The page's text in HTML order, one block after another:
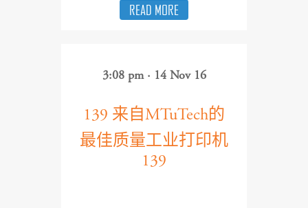
READ MORE
3:08 pm · 14 Nov 16
139 来自MTuTech的
最佳质量工业打印机
139